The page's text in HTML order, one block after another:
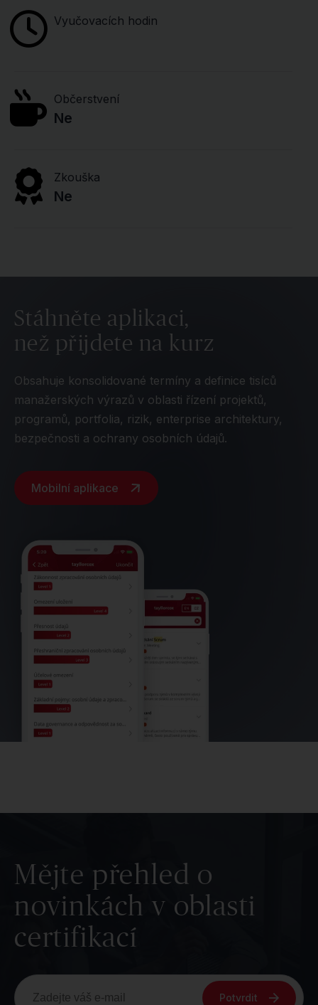
Vyučovacích hodin
Občerstvení
Ne
Zkouška
Ne
Stáhněte aplikaci,
než přijdete na kurz
Obsahuje konsolidované termíny a definice tisíců
manažerských výrazů v oblasti řízení projektů,
programů, portfolia, rizik, enterprise architektury,
bezpečnosti a ochrany osobních údajů.
Mobilní aplikace
Mějte přehled o
novinkách v oblasti
certifikací
Potvrdit